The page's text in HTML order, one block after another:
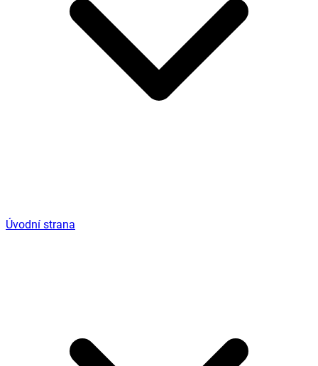
Úvodní strana